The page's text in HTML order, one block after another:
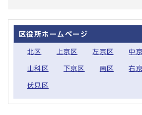
区役所ホームページ
北区 上京区 左京区 中
山科区 下京区 南区 右
伏見区